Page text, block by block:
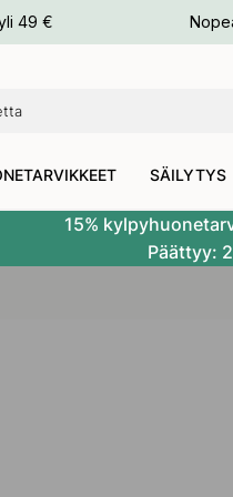
49 €
SÄILYTYS
15%
Päättyy: